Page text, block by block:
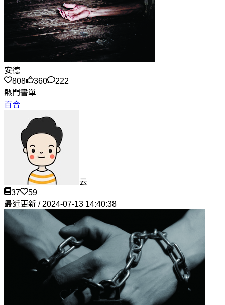
安德
808
360
222
熱門書單
百合
云
37
59
最近更新 / 2024-07-13 14:40:38